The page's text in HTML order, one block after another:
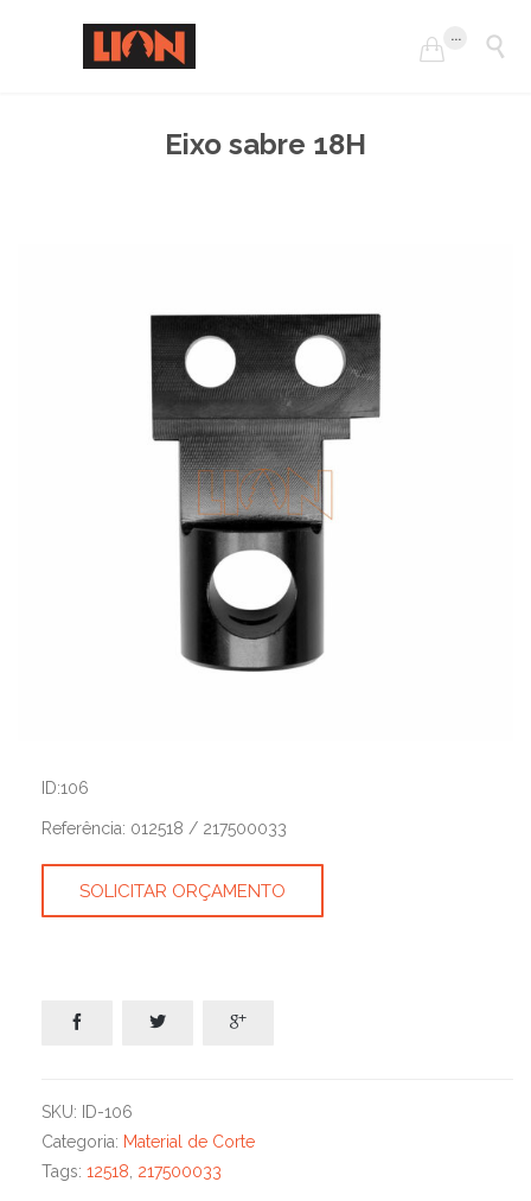

... 
Eixo sabre 18H
ID:106
Referência: 012518 / 217500033
SOLICITAR ORÇAMENTO
  
SKU:
ID-106
Categoria: Material de Corte
Tags: 12518, 217500033